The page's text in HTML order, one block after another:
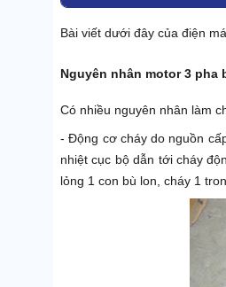
Bài viết dưới đây của điện
Nguyên nhân motor 3 pha
Có nhiều nguyên nhân làm
- Động cơ cháy do nguồn
nhiệt cục bộ dẫn tới cháy
lỏng 1 con bù lon, cháy 1